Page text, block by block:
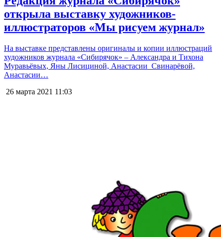
открыла выставку художников-
иллюстраторов «Мы рисуем журнал»
На выставке представлены оригиналы и копии иллюстраций
художников журнала «Сибирячок» – Александра и Тихона
Муравьёвых, Яны Лисициной, Анастасии Свинарёвой,
Анастасии…
26 марта 2021 11:03